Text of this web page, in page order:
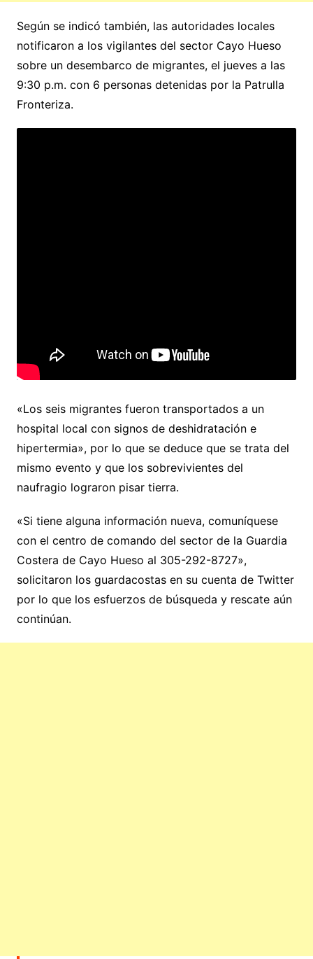
Según se indicó también, las autoridades locales
notificaron a los vigilantes del sector Cayo Hueso
sobre un desembarco de migrantes, el jueves a las
9:30 p.m. con 6 personas detenidas por la Patrulla
Fronteriza.
«Los seis migrantes fueron transportados a un
hospital local con signos de deshidratación e
hipertermia», por lo que se deduce que se trata del
mismo evento y que los sobrevivientes del
naufragio lograron pisar tierra.
«Si tiene alguna información nueva, comuníquese
con el centro de comando del sector de la Guardia
Costera de Cayo Hueso al 305-292-8727»,
solicitaron los guardacostas en su cuenta de Twitter
por lo que los esfuerzos de búsqueda y rescate aún
continúan.